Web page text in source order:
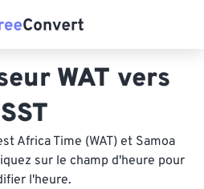
WAT vers
SST
Africa Time (WAT) et Samoa
sur le champ d'heure pour
l'heure.